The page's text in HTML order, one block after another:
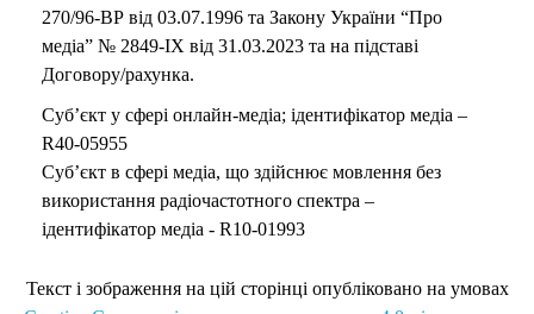
270/96-ВР від 03.07.1996 та Закону України “Про
медіа” № 2849-IX від 31.03.2023 та на підставі
Договору/рахунка.
Суб’єкт у сфері онлайн-медіа; ідентифікатор медіа –
R40-05955
Суб’єкт в сфері медіа, що здійснює мовлення без
використання радіочастотного спектра –
ідентифікатор медіа - R10-01993
Текст і зображення на цій сторінці опубліковано на умовах